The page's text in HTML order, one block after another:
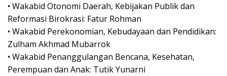
• Wakabid Otonomi Daerah, Kebijakan Publik dan
Reformasi Birokrasi: Fatur Rohman
• Wakabid Perekonomian, Kebudayaan dan Pendidikan:
Zulham Akhmad Mubarrok
• Wakabid Penanggulangan Bencana, Kesehatan,
Perempuan dan Anak: Tutik Yunarni